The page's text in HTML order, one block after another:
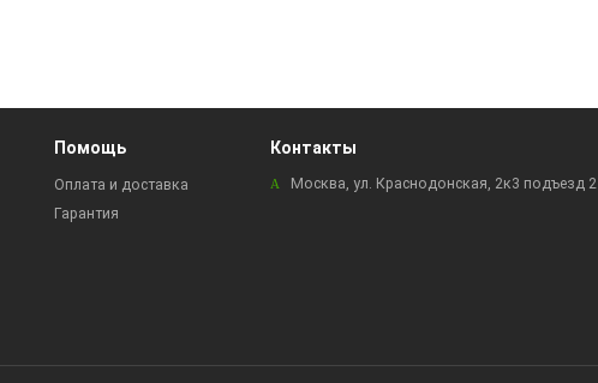
Помощь
Оплата и доставка
Гарантия
Контакты
Москва, ул. Краснодонская, 2к3 подъезд 2